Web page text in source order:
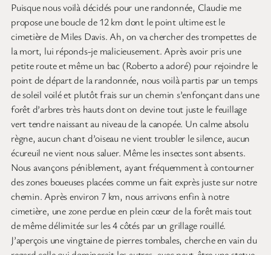
Puisque nous voilà décidés pour une randonnée, Claudie me
propose une boucle de 12 km dont le point ultime est le
cimetière de Miles Davis. Ah, on va chercher des trompettes de
la mort, lui réponds-je malicieusement. Après avoir pris une
petite route et même un bac (Roberto a adoré) pour rejoindre le
point de départ de la randonnée, nous voilà partis par un temps
de soleil voilé et plutôt frais sur un chemin s’enfonçant dans une
forêt d’arbres très hauts dont on devine tout juste le feuillage
vert tendre naissant au niveau de la canopée. Un calme absolu
règne, aucun chant d’oiseau ne vient troubler le silence, aucun
écureuil ne vient nous saluer. Même les insectes sont absents.
Nous avançons péniblement, ayant fréquemment à contourner
des zones boueuses placées comme un fait exprès juste sur notre
chemin. Après environ 7 km, nous arrivons enfin à notre
cimetière, une zone perdue en plein cœur de la forêt mais tout
de même délimitée sur les 4 côtés par un grillage rouillé.
J’aperçois une vingtaine de pierres tombales, cherche en vain du